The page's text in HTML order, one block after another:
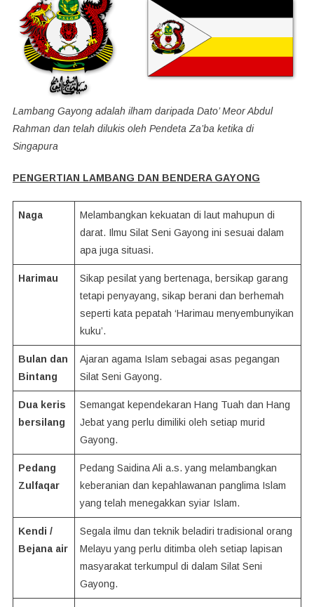
Lambang Gayong adalah ilham daripada Dato’ Meor Abdul
Rahman dan telah dilukis oleh Pendeta Za’ba ketika di
Singapura
PENGERTIAN LAMBANG DAN BENDERA GAYONG
Naga
Melambangkan kekuatan di laut mahupun di
darat. Ilmu Silat Seni Gayong ini sesuai dalam
apa juga situasi.
Harimau
Sikap pesilat yang bertenaga, bersikap garang
tetapi penyayang, sikap berani dan berhemah
seperti kata pepatah ‘Harimau menyembunyikan
kuku’.
Bulan dan
Bintang
Ajaran agama Islam sebagai asas pegangan
Silat Seni Gayong.
Dua keris
bersilang
Semangat kependekaran Hang Tuah dan Hang
Jebat yang perlu dimiliki oleh setiap murid
Gayong.
Pedang
Zulfaqar
Pedang Saidina Ali a.s. yang melambangkan
keberanian dan kepahlawanan panglima Islam
yang telah menegakkan syiar Islam.
Kendi /
Bejana air
Segala ilmu dan teknik beladiri tradisional orang
Melayu yang perlu ditimba oleh setiap lapisan
masyarakat terkumpul di dalam Silat Seni
Gayong.